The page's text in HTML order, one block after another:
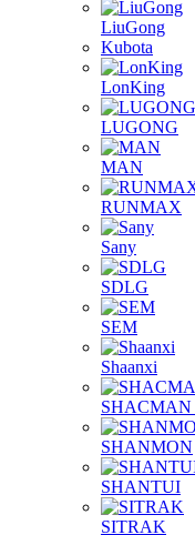
LiuGong
Kubota
LonKing
LUGONG
MAN
RUNMAX
Sany
SDLG
SEM
Shaanxi
SHACMAN
SHANMON
SHANTUI
SITRAK